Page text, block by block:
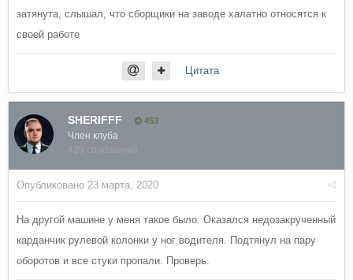
затянута, слышал, что сборщики на заводе халатно относятся к
своей работе
Цитата
SHERIFFF 453
Член клуба
439 сообщений
Опубликовано 23 марта, 2020
На другой машине у меня такое было. Оказался недозакрученный
карданчик рулевой колонки у ног водителя. Подтянул на пару
оборотов и все стуки пропали. Проверь.